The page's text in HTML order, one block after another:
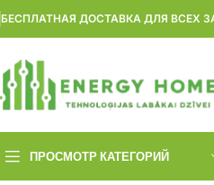
БЕСПЛАТНАЯ ДОСТАВКА ДЛЯ ВСЕХ
ПРОСМОТР КАТЕГОРИЙ